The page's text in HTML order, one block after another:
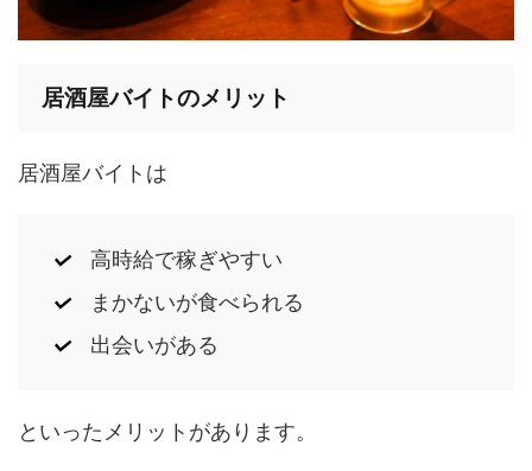
居酒屋バイトのメリット
居酒屋バイトは
高時給で稼ぎやすい
まかないが食べられる
出会いがある
といったメリットがあります。